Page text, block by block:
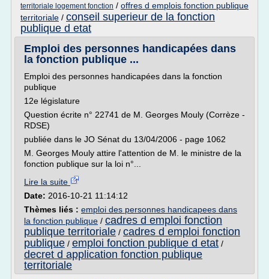
territoriale logement fonction / offres d emplois fonction publique
territoriale / conseil superieur de la fonction
publique d etat
Emploi des personnes handicapées dans
la fonction publique ...
Emploi des personnes handicapées dans la fonction
publique
12e législature
Question écrite n° 22741 de M. Georges Mouly (Corrèze -
RDSE)
publiée dans le JO Sénat du 13/04/2006 - page 1062
M. Georges Mouly attire l'attention de M. le ministre de la
fonction publique sur la loi n°...
Lire la suite
Date: 2016-10-21 11:14:12
Thèmes liés : emploi des personnes handicapees dans
la fonction publique / cadres d emploi fonction
publique territoriale / cadres d emploi fonction
publique / emploi fonction publique d etat /
decret d application fonction publique
territoriale